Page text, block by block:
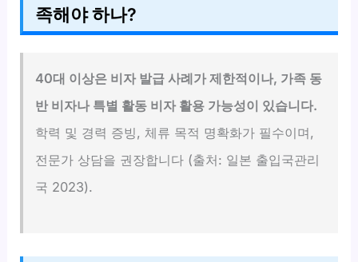
족해야 하나?
40대 이상은 비자 발급 사례가 제한적이나, 가족 동
반 비자나 특별 활동 비자 활용 가능성이 있습니다.
학력 및 경력 증빙, 체류 목적 명확화가 필수이며,
전문가 상담을 권장합니다 (출처: 일본 출입국관리
국 2023).